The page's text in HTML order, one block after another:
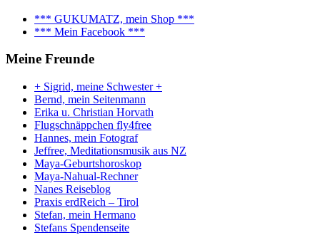
*** GUKUMATZ, mein Shop ***
*** Mein Facebook ***
Meine Freunde
+ Sigrid, meine Schwester +
Bernd, mein Seitenmann
Erika u. Christian Horvath
Flugschnäppchen fly4free
Hannes, mein Fotograf
Jeffree, Meditationsmusik aus NZ
Maya-Geburtshoroskop
Maya-Nahual-Rechner
Nanes Reiseblog
Praxis erdReich – Tirol
Stefan, mein Hermano
Stefans Spendenseite